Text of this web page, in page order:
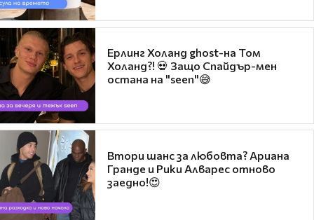
Ерлинг Холанд ghost-на Том
Холанд?! 💀 Защо Спайдър-мен
остана на "seen"😅
Втори шанс за любовта? Ариана
Гранде и Рики Алварес отново
заедно!😍